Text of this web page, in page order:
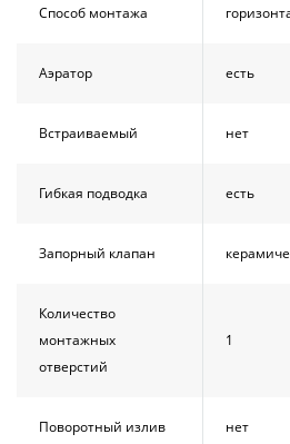
Способ монтажа
Аэратор есть
Встраиваемый нет
Гибкая подводка есть
Запорный клапан
Количество
монтажных
отверстий
1
Поворотный излив нет